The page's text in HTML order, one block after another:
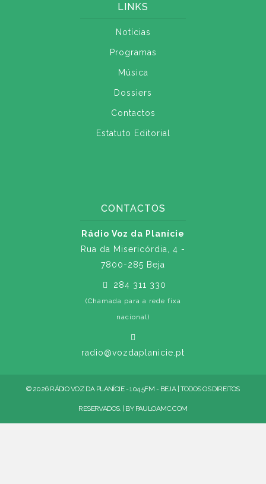
LINKS
Notícias
Programas
Música
Dossiers
Contactos
Estatuto Editorial
CONTACTOS
Rádio Voz da Planície
Rua da Misericórdia, 4 -
7800-285 Beja
284 311 330
(Chamada para a rede fixa
nacional)
radio@vozdaplanicie.pt
© 2026 RÁDIO VOZ DA PLANÍCIE - 104.5FM - BEJA | TODOS OS DIREITOS
RESERVADOS. | BY PAULOAMC.COM